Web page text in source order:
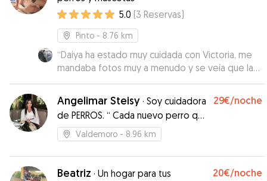
gracias. ”
5.0 (3 Reservas)
Pinto - 8.76 km
“Daiya ha estado muy cuidada con Victoria, me
mandaba fotos muy a menudo y se veía que la
miraban mucho, justo lo que necesitaba Daiya
que es muy mimosa, seguro que repetiremos
”
Angelimar Steisy · Soy cuidadora
de PERROS. “ Cada nuevo perro que
entra a mi vida me regala un
pedazo de su corazón ❤️
29€/noche
Valdemoro - 8.96 km
Beatriz · Un hogar para tus
20€/noche